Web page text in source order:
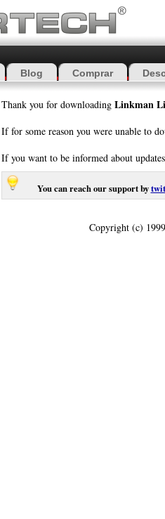
Thank you for downloading Linkman
If for some reason you were unable to
If you want to be informed about
You can reach our support by
Copyright (c)
Blog Comprar